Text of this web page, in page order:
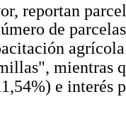
reportan
de
mientras
e interés